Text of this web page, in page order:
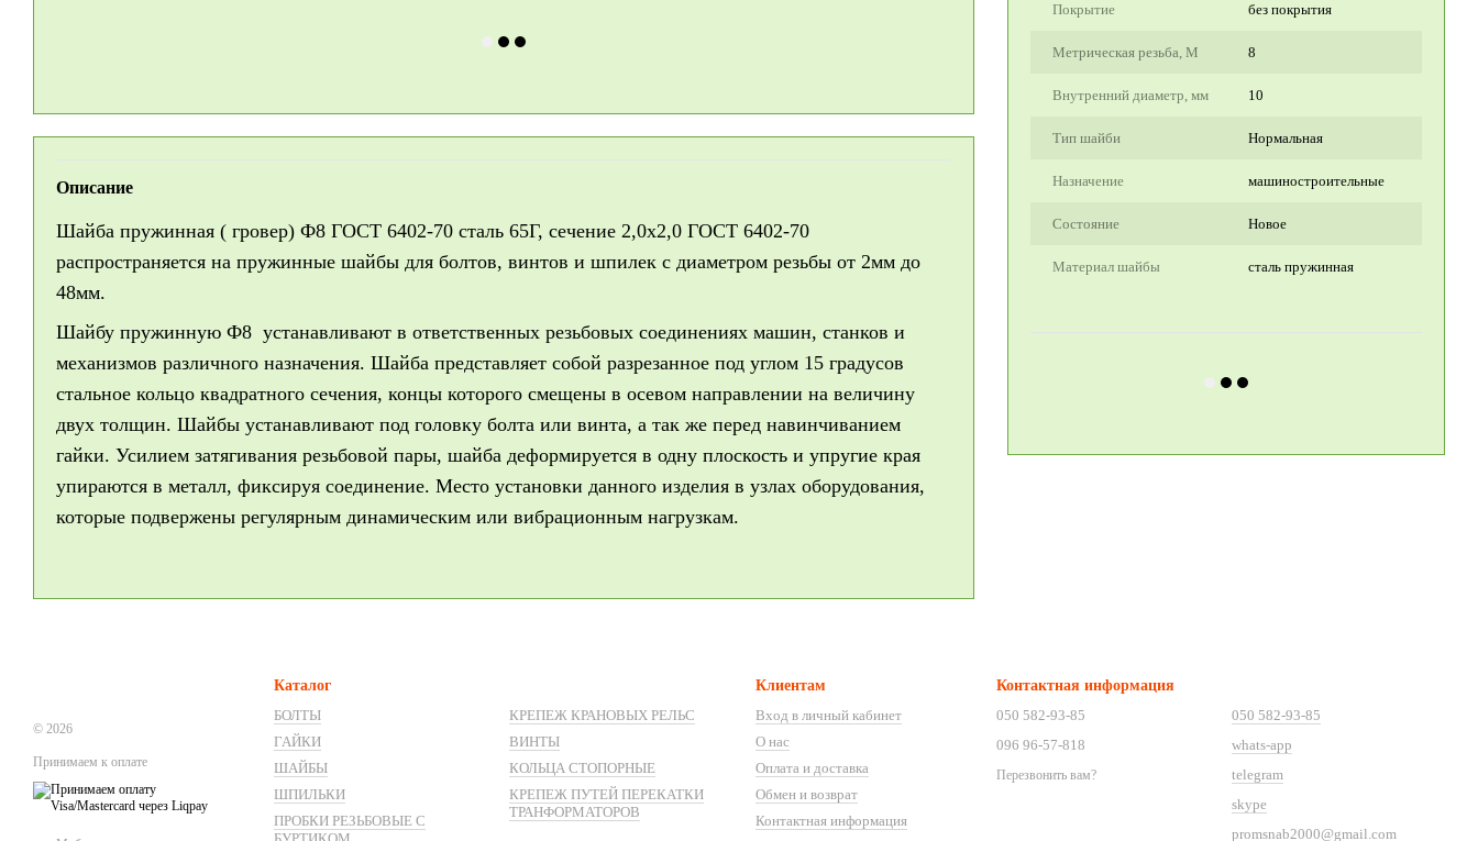
Покрытие без покрытия
Метрическая резьба, М 8
Внутренний диаметр, мм 10
Тип шайби Нормальная
Назначение машиностроительные
Состояние Новое
Материал шайбы сталь пружинная
Описание
Шайба пружинная ( гровер) Ф8 ГОСТ 6402-70 сталь 65Г, сечение 2,0х2,0 ГОСТ 6402-70
распространяется на пружинные шайбы для болтов, винтов и шпилек с диаметром резьбы от 2мм до
48мм.
Шайбу пружинную Ф8 устанавливают в ответственных резьбовых соединениях машин, станков и
механизмов различного назначения. Шайба представляет собой разрезанное под углом 15 градусов
стальное кольцо квадратного сечения, концы которого смещены в осевом направлении на величину
двух толщин. Шайбы устанавливают под головку болта или винта, а так же перед навинчиванием
гайки. Усилием затягивания резьбовой пары, шайба деформируется в одну плоскость и упругие края
упираются в металл, фиксируя соединение. Место установки данного изделия в узлах оборудования,
которые подвержены регулярным динамическим или вибрационным нагрузкам.
© 2026
Принимаем к оплате
Каталог
БОЛТЫ
ГАЙКИ
ШАЙБЫ
ШПИЛЬКИ
ПРОБКИ РЕЗЬБОВЫЕ С
КРЕПЕЖ КРАНОВЫХ РЕЛЬС
ВИНТЫ
КОЛЬЦА СТОПОРНЫЕ
КРЕПЕЖ ПУТЕЙ ПЕРЕКАТКИ
ТРАНФОРМАТОРОВ
Клиентам
Вход в личный кабинет
О нас
Оплата и доставка
Обмен и возврат
Контактная информация
Контактная информация
050 582-93-85
096 96-57-818
Перезвонить вам?
050 582-93-85
whats-app
telegram
skype
promsnab2000@gmail.com